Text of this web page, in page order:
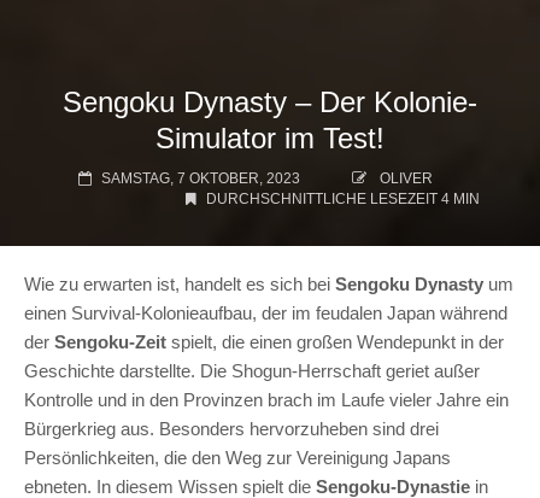
Sengoku Dynasty – Der Kolonie-
Simulator im Test!
SAMSTAG, 7 OKTOBER, 2023
OLIVER
DURCHSCHNITTLICHE LESEZEIT 4 MIN
Wie zu erwarten ist, handelt es sich bei Sengoku Dynasty um
einen Survival-Kolonieaufbau, der im feudalen Japan während
der Sengoku-Zeit spielt, die einen großen Wendepunkt in der
Geschichte darstellte. Die Shogun-Herrschaft geriet außer
Kontrolle und in den Provinzen brach im Laufe vieler Jahre ein
Bürgerkrieg aus. Besonders hervorzuheben sind drei
Persönlichkeiten, die den Weg zur Vereinigung Japans
ebneten. In diesem Wissen spielt die Sengoku-Dynastie in